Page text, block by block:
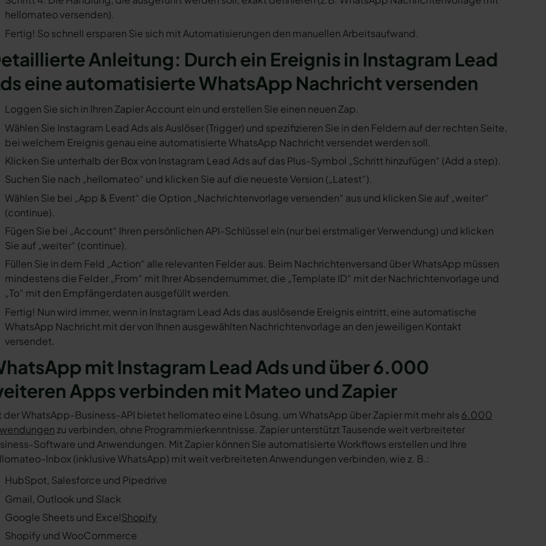
hellomateo versenden).
Fertig! So schnell ersparen Sie sich mit Automatisierungen den manuellen Arbeitsaufwand.
Anleitung: Durch ein Ereignis in Instagram Lead
eine automatisierte WhatsApp Nachricht versenden
Loggen Sie sich in Ihren Zapier Account ein und erstellen Sie einen neuen Zap.
Wählen Sie Instagram Lead Ads als Auslöser (Trigger) und spezifizieren Sie in den Feldern auf der rechten Seite,
bei welchem Ereignis genau eine automatisierte WhatsApp Nachricht versendet werden soll.
Klicken Sie unterhalb der Box von Instagram Lead Ads auf das Plus-Symbol „Schritt hinzufügen“ (Add a step).
Suchen Sie nach „hellomateo“ und klicken Sie auf die neueste Version („Latest“).
Wählen Sie bei „App & Event“ die Option „Nachrichtenvorlage versenden“ aus und klicken Sie auf „weiter“
(continue).
Fügen Sie bei „Account“ Ihren persönlichen API-Schlüssel ein (nur bei erstmaliger Verwendung) und klicken
Sie auf „weiter“ (continue).
Füllen Sie in dem Feld „Action“ alle relevanten Felder aus. Beim Nachrichtenversand über WhatsApp müssen
mindestens die Felder „From“ mit Ihrer Absendernummer, die „Template ID“ mit der Nachrichtenvorlage und
„To“ mit den Empfängerdaten ausgefüllt werden.
Fertig! Nun wird immer, wenn in Instagram Lead Ads das auslösende Ereignis eintritt, eine automatische
WhatsApp Nachricht mit der von Ihnen ausgewählten Nachrichtenvorlage an den jeweiligen Kontakt
versendet.
mit Instagram Lead Ads und über 6.000
Apps verbinden mit Mateo und Zapier
der WhatsApp-Business-API bietet hellomateo eine Lösung, um WhatsApp über Zapier mit mehr als 6.000
zu verbinden, ohne Programmierkenntnisse. Zapier unterstützt Tausende weit verbreiteter
Software und Anwendungen. Mit Zapier können Sie automatisierte Workflows erstellen und Ihre
Inbox (inklusive WhatsApp) mit weit verbreiteten Anwendungen verbinden, wie z. B.:
HubSpot, Salesforce und Pipedrive
Gmail, Outlook und Slack
Google Sheets und ExcelShopify
Shopify und WooCommerce